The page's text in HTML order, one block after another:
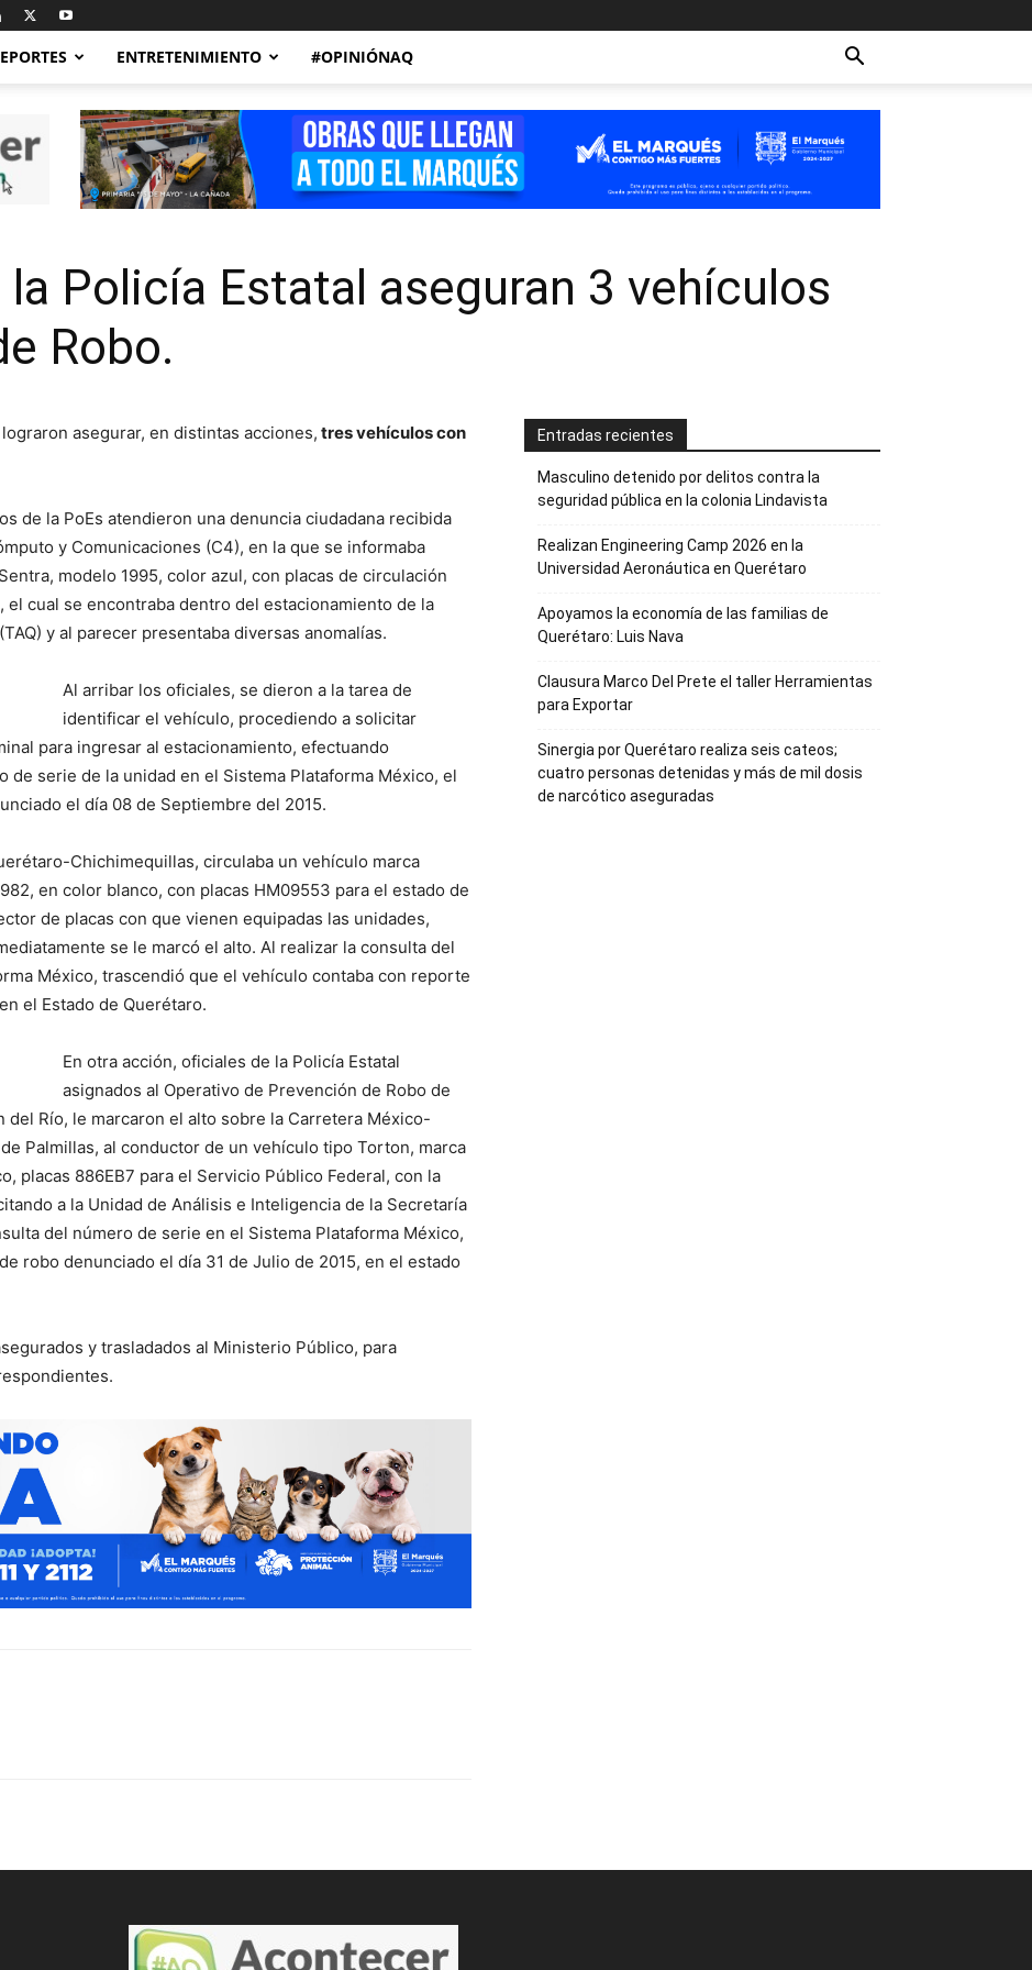
ENTRETENIMIENTO #OPINIÓNAQ
Policía Estatal aseguran 3 vehículos
Robo.
asegurar, en distintas acciones, tres vehículos con
de la PoEs atendieron una denuncia ciudadana recibida
y Comunicaciones (C4), en la que se informaba
modelo 1995, color azul, con placas de circulación
el cual se encontraba dentro del estacionamiento de la
y al parecer presentaba diversas anomalías.
Al arribar los oficiales, se dieron a la tarea de
identificar el vehículo, procediendo a solicitar
para ingresar al estacionamiento, efectuando
serie de la unidad en el Sistema Plataforma México, el
el día 08 de Septiembre del 2015.
Chichimequillas, circulaba un vehículo marca
en color blanco, con placas HM09553 para el estado de
de placas con que vienen equipadas las unidades,
se le marcó el alto. Al realizar la consulta del
México, trascendió que el vehículo contaba con reporte
el Estado de Querétaro.
En otra acción, oficiales de la Policía Estatal
asignados al Operativo de Prevención de Robo de
del Río, le marcaron el alto sobre la Carretera México-
Palmillas, al conductor de un vehículo tipo Torton, marca
placas 886EB7 para el Servicio Público Federal, con la
a la Unidad de Análisis e Inteligencia de la Secretaría
del número de serie en el Sistema Plataforma México,
robo denunciado el día 31 de Julio de 2015, en el estado
y trasladados al Ministerio Público, para
Entradas recientes
Masculino detenido por delitos contra la
seguridad pública en la colonia Lindavista
Realizan Engineering Camp 2026 en la
Universidad Aeronáutica en Querétaro
Apoyamos la economía de las familias de
Querétaro: Luis Nava
Clausura Marco Del Prete el taller Herramientas
para Exportar
Sinergia por Querétaro realiza seis cateos;
cuatro personas detenidas y más de mil dosis
de narcótico aseguradas